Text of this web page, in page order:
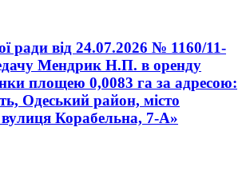
ради від 24.07.2026 № 1160/11-
Мендрик Н.П. в оренду
площею 0,0083 га за адресою:
Одеський район, місто
Корабельна, 7-А»